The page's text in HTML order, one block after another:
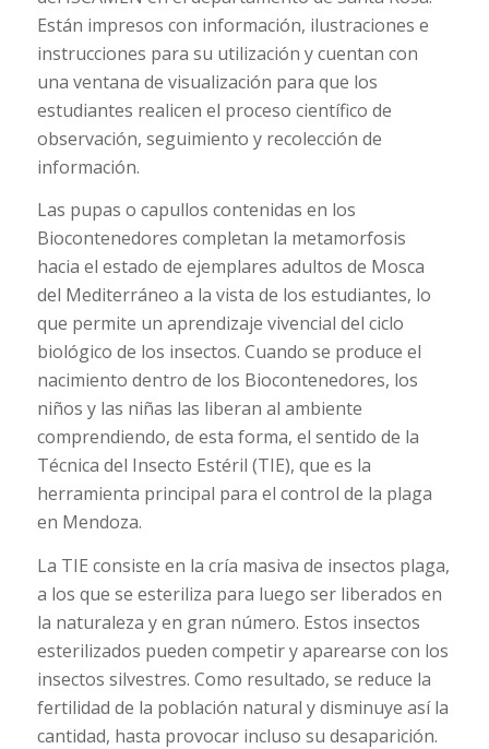
Están impresos con información, ilustraciones e
instrucciones para su utilización y cuentan con
una ventana de visualización para que los
estudiantes realicen el proceso científico de
observación, seguimiento y recolección de
información.
Las pupas o capullos contenidas en los
Biocontenedores completan la metamorfosis
hacia el estado de ejemplares adultos de Mosca
del Mediterráneo a la vista de los estudiantes, lo
que permite un aprendizaje vivencial del ciclo
biológico de los insectos. Cuando se produce el
nacimiento dentro de los Biocontenedores, los
niños y las niñas las liberan al ambiente
comprendiendo, de esta forma, el sentido de la
Técnica del Insecto Estéril (TIE), que es la
herramienta principal para el control de la plaga
en Mendoza.
La TIE consiste en la cría masiva de insectos plaga,
a los que se esteriliza para luego ser liberados en
la naturaleza y en gran número. Estos insectos
esterilizados pueden competir y aparearse con los
insectos silvestres. Como resultado, se reduce la
fertilidad de la población natural y disminuye así la
cantidad, hasta provocar incluso su desaparición.